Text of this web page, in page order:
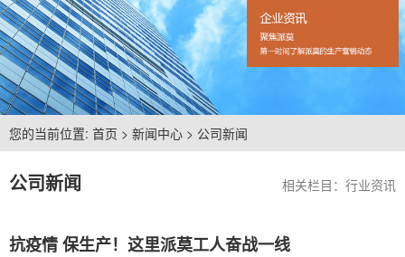
您的当前位置: 首页 > 新闻中心 > 公司新闻
公司新闻 相关栏目： 行业资讯
抗疫情 保生产！这里派莫工人奋战一线